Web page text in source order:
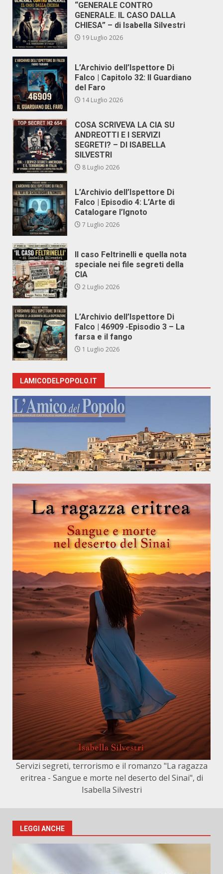
“GENERALE CONTRO
GENERALE. IL CASO DALLA
CHIESA” – di Isabella Silvestri
19 Luglio 2026
L’Archivio dell’Ispettore Di
Falco | Capitolo 32: Il Guardiano
del Faro
14 Luglio 2026
COSA SCRIVEVA LA CIA SU
ANDREOTTI E I SERVIZI
SEGRETI? – DI ISABELLA
SILVESTRI
8 Luglio 2026
L’Archivio dell’Ispettore Di
Falco | Episodio 4: L’Arte di
Catalogare l’Ignoto
7 Luglio 2026
Il caso Feltrinelli e quella nota
speciale nei file segreti della
CIA
2 Luglio 2026
L’Archivio dell’Ispettore Di
Falco | 46909 -Episodio 3 – La
farsa e il fango
1 Luglio 2026
LAMICODELPOPOLO.IT
Servizi segreti, terrorismo e il romanzo "La ragazza
eritrea - Sangue e morte nel deserto del Sinai", di
Isabella Silvestri
LEGGI ANCHE